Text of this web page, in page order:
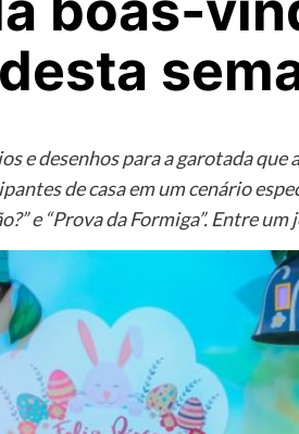
e desenhos para a garotada
de casa em um cenário
e “Prova da Formiga”. Entre